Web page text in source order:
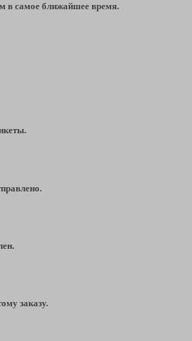
в самое ближайшее время.
заказу.